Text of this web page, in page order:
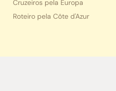
Cruzeiros pela Europa
Roteiro pela Côte d'Azur